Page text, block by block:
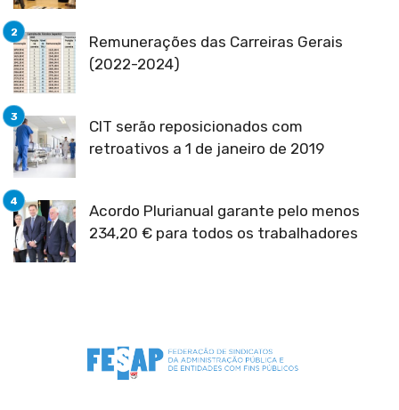
Remunerações das Carreiras Gerais
(2022-2024)
CIT serão reposicionados com
retroativos a 1 de janeiro de 2019
Acordo Plurianual garante pelo menos
234,20 € para todos os trabalhadores